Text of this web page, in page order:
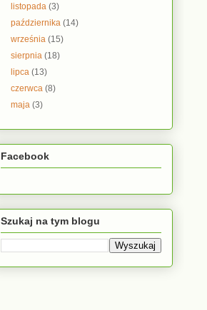
listopada(3)
października(14)
września(15)
sierpnia(18)
lipca(13)
czerwca(8)
maja(3)
Facebook
Szukaj na tym blogu